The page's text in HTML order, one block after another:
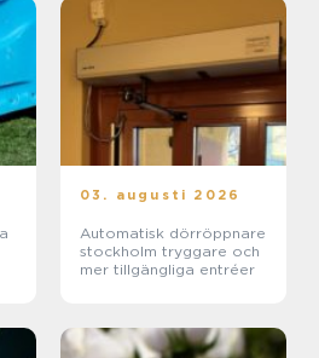
03. augusti 2026
Automatisk dörröppnare
stockholm tryggare och
mer tillgängliga entréer